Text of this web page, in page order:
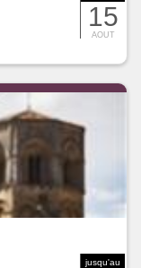
15
AOUT
jusqu'au